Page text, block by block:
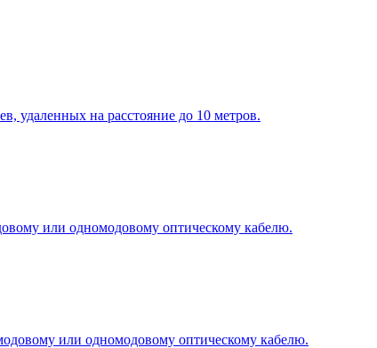
удаленных на расстояние до 10 метров.
или одномодовому оптическому кабелю.
или одномодовому оптическому кабелю.